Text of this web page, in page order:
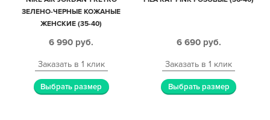
ЗЕЛЕНО-ЧЕРНЫЕ КОЖАНЫЕ
ЖЕНСКИЕ (35-40)
6 990 руб.
Заказать в 1 клик
Выбрать размер
6 690 руб.
Заказать в 1 клик
Выбрать размер